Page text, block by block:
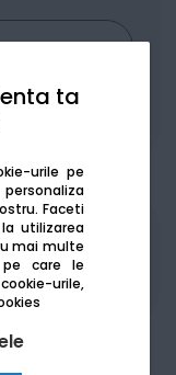
ta
urile pe
Faceti
utilizarea
mai multe
pe care le
urile,
platforma de